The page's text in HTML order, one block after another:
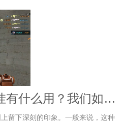
穿越火线透视外挂有什么用？我们如何使用它？
留下深刻的印象。一般来说，这种